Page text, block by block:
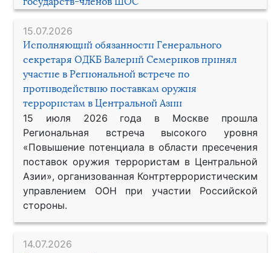
15.07.2026
Исполняющий обязанности Генерального
секретаря ОДКБ Валерий Семериков принял
участие в Региональной встрече по
противодействию поставкам оружия
террористам в Центральной Азии
15 июля 2026 года в Москве прошла
Региональная встреча высокого уровня
«Повышение потенциала в области пресечения
поставок оружия террористам в Центральной
Азии», организованная Контртеррористическим
управлением ООН при участии Российской
стороны.
14.07.2026